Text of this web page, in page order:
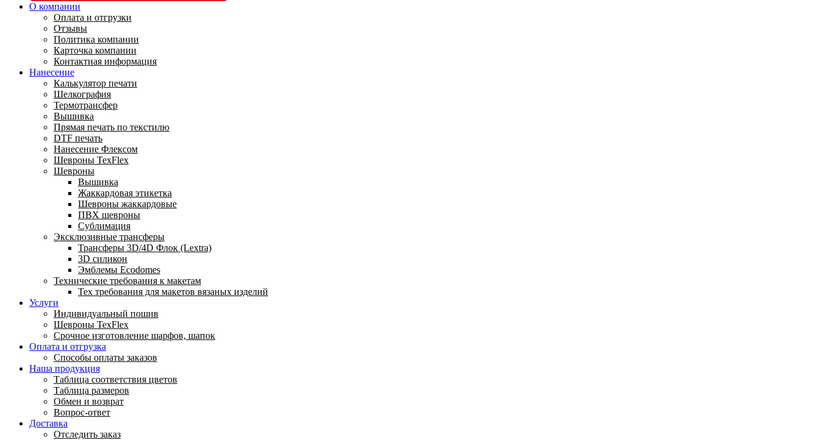
О компании
Оплата и отгрузки
Отзывы
Политика компании
Карточка компании
Контактная информация
Нанесение
Калькулятор печати
Шелкография
Термотрансфер
Вышивка
Прямая печать по текстилю
DTF печать
Нанесение Флексом
Шевроны TexFlex
Шевроны
Вышивка
Жаккардовая этикетка
Шевроны жаккардовые
ПВХ шевроны
Сублимация
Эксклюзивные трансферы
Трансферы 3D/4D Флок (Lextra)
3D силикон
Эмблемы Ecodomes
Технические требования к макетам
Тех требования для макетов вязаных изделий
Услуги
Индивидуальный пошив
Шевроны TexFlex
Срочное изготовление шарфов, шапок
Оплата и отгрузка
Способы оплаты заказов
Наша продукция
Таблица соответствия цветов
Таблица размеров
Обмен и возврат
Вопрос-ответ
Доставка
Отследить заказ